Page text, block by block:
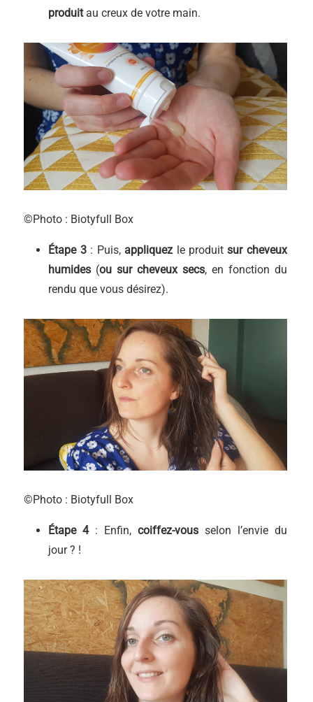
produitau creux de votre main.
©Photo : Biotyfull Box
Étape 3 : Puis, appliquez le produitsur cheveux
humides (ou sur cheveux secs, en fonction du
rendu que vous désirez).
©Photo : Biotyfull Box
Étape 4 : Enfin,coiffez-vous selon l’envie du
jour ? !